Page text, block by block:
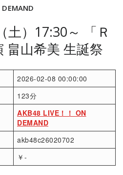
土）17:30～ 「Ｒ
畠山希美 生誕祭
2026-02-08 00:00:00
123分
AKB48 LIVE！！ ON
DEMAND
akb48c26020702
￥-